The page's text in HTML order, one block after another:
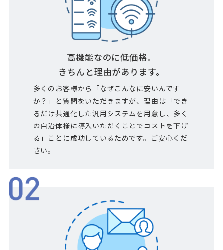
高機能なのに低価格。
きちんと理由があります。
多くのお客様から「なぜこんなに安いんです
か？」と質問をいただきますが、理由は「でき
るだけ共通化した汎用システムを用意し、多く
の自治体様に導入いただくことでコストを下げ
る」ことに成功しているためです。ご安心くだ
さい。